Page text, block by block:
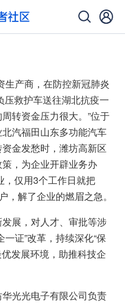
生产商，在防控新冠肺炎
救护车送往湖北抗疫一
转资金压力很大。”位于
汽福田山东多功能汽车
金发愁时，潍坊高新区
，为企业开辟业务办
，仅用3个工作日就把
解了企业的燃眉之急。
展，对人才、审批等涉
证”改革，持续深化“保
发展环境，助推科技企
光光电子有限公司负责